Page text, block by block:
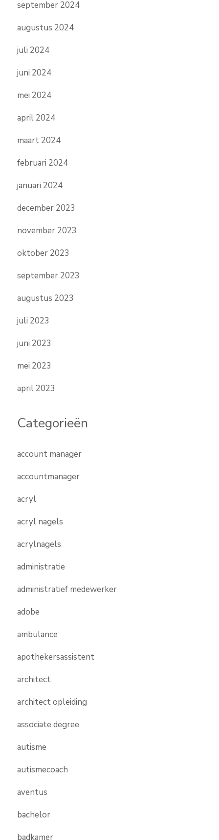
september 2024
augustus 2024
juli 2024
juni 2024
mei 2024
april 2024
maart 2024
februari 2024
januari 2024
december 2023
november 2023
oktober 2023
september 2023
augustus 2023
juli 2023
juni 2023
mei 2023
april 2023
Categorieën
account manager
accountmanager
acryl
acryl nagels
acrylnagels
administratie
administratief medewerker
adobe
ambulance
apothekersassistent
architect
architect opleiding
associate degree
autisme
autismecoach
aventus
bachelor
badkamer